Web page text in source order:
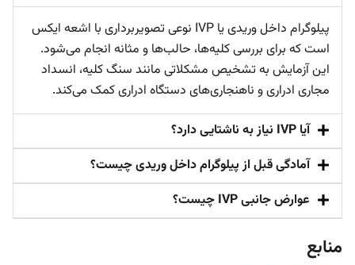
پیلوگرام داخل وریدی یا IVP نوعی تصویربرداری با اشعه ایکس
است که برای بررسی کلیه‌ها، حالب‌ها و مثانه انجام می‌شود.
این آزمایش به تشخیص مشکلاتی مانند سنگ کلیه، انسداد
مجاری ادراری و ناهنجاری‌های دستگاه ادراری کمک می‌کند.
آیا IVP نیاز به ناشتایی دارد؟
آمادگی قبل از پیلوگرام داخل وریدی چیست؟
عوارض جانبی IVP چیست؟
منابع